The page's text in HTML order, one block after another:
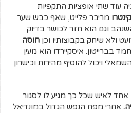
עוד שתי אופציות התקפיות
מריבר פלייט, שאף כבש שער
וגם הוא חזר לכושר בדיוק
ולא שיחק בקבוצותיו וכןחוסה
בברייטון. איסקיירדו הוא מעין
ויכול להוסיף מהירות וכישרון
לאיש שכל כך מגיע לו לסגור
אחרי מפח הנפש הגדול במונדיאל